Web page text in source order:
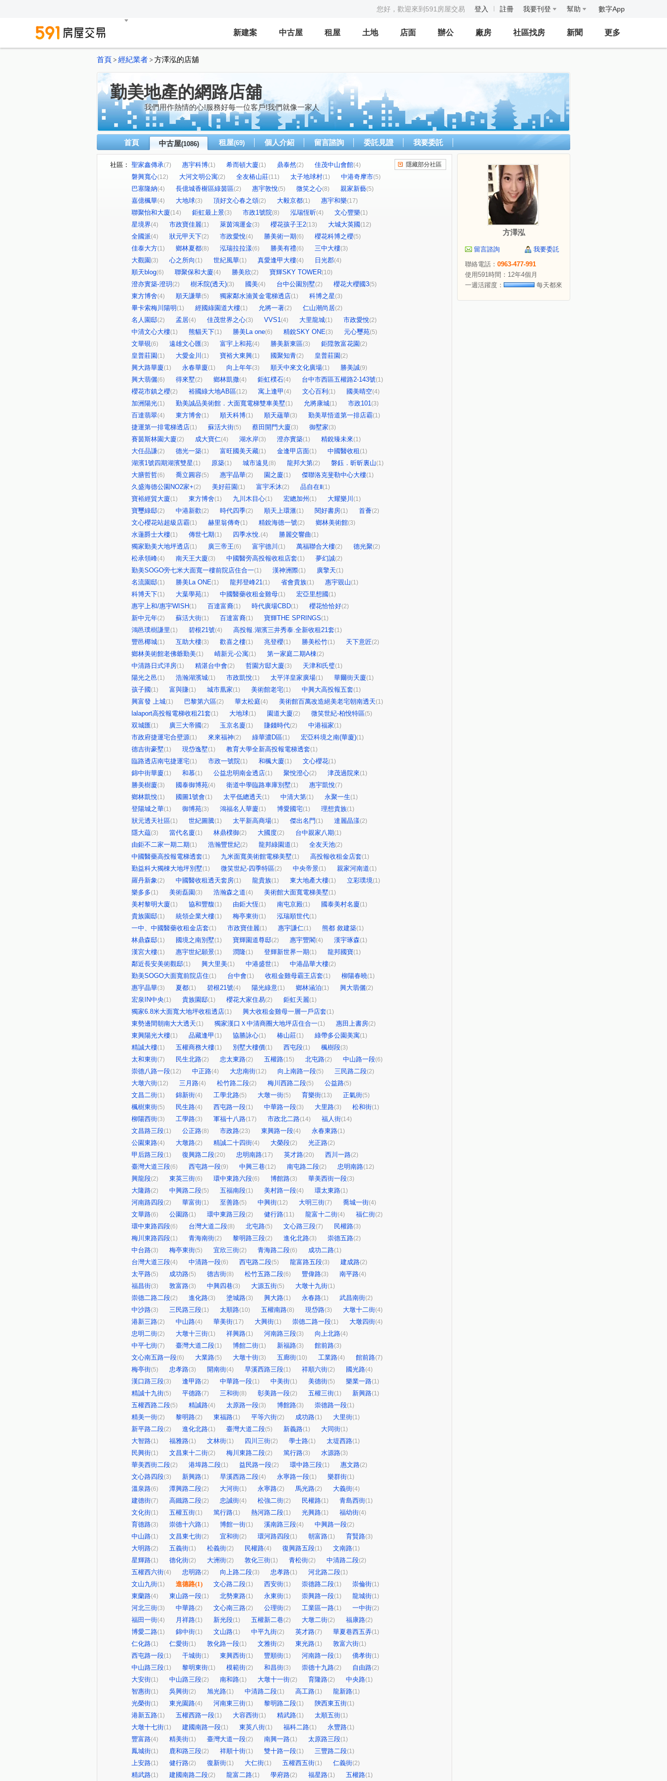
您好，歡迎來到591房屋交易 登入 註冊 我要刊登 幫助 數字App
新建案 中古屋 租屋 土地 店面 辦公 廠房 社區找房 新聞 更多
首頁 > 經紀業者 > 方澤泓的店舖
勤美地產的網路店舖
我們用作熱情的心!服務好每一位客戶!我們就像一家人
首頁 中古屋(1086) 租屋(69) 個人介紹 留言諮詢 委託見證 我要委託
社區： 聖家鑫傳承(7) 惠宇科博(1) 希而頓大廈(1) 鼎泰然(2) 佳茂中山會館(4)
磐興寬心(12) 大河文明公寓(2) 全友樁山莊(11) 太子地球村(1) 中港奇摩市(5)
巴塞隆納(4) 長億城香榭區綠茵區(2) 惠宇敦悅(5) 微笑之心(8) 親家新藝(5)
嘉億楓華(4) 大地球(3) 頂好文心春之頌(2) 大毅京都(1) 惠宇和樂(17)
聯聚怡和大廈(14) 鉅虹最上景(3) 市政1號院(8) 泓瑞恆昕(4) 文心豐樂(1)
星境界(4) 市政寶佳麗(1) 萊茵鴻運金(3) 櫻花孩子王2(13) 大城大英國 (12)
全國派(4) 狀元甲天下(2) 市政愛悅(4) 勝美術一期(6) 櫻花科博之櫻(5)
佳泰大方(1) 鄉林夏都(8) 泓瑞拉拉漾(6) 勝美有禮(6) 三中大樓(3)
大觀園 (3) 心之所向 (1) 世紀風華(1) 真愛逢甲大樓(4) 日光郡(4)
順天blog(6) 聯聚保和大廈(4) 勝美欣(2) 寶輝SKY TOWER(10)
澄亦實築-澄玥 (2) 樹禾院(透天)(3) 國美(4) 台中公園別墅(2) 櫻花大櫻國3(5)
東方博舍(4) 順天謙華(5) 獨家鄰水湳黃金電梯透店(1) 科博之星(3)
畢卡索梅川陽明 (1) 經國綠園道大樓(1) 允將一著(2) 仁山潮尚居(2)
名人園邸(2) 孟居(4) 佳茂世界之心(3) VVS1(4) 大里龍城(1) 市政愛悅(2)
中清文心大樓(1) 熊貓天下(1) 勝美La one(6) 精銳SKY ONE(3) 元心璽苑(5)
文華硯(6) 遠雄文心匯(3) 富宇上和苑(4) 勝美新東區(3) 鉅陞敦富花園 (2)
皇普莊園 (1) 大愛金川 (1) 寶裕大東興(1) 國聚知青(2) 皇普莊園 (2)
興大路華廈(1) 永春華廈(1) 向上年年(3) 順天中來文化廣場(1) 勝美誠(9)
興大翡儷(6) 得來墅(2) 鄉林凱撒(4) 鉅虹樸石(4) 台中市西區五權路2-143號(1)
櫻花市鎮之櫻(2) 裕國綠大地AB區(12) 寓上逢甲 (4) 文心百利 (1) 國美晴空(4)
加洲陽光(1) 勤美誠品美術館．大面寬電梯雙車美墅(1) 允將康城(1) 市政101(3)
百達翡翠(4) 東方博舍(1) 順天科博(1) 順天蘊華(3) 勤美草悟道第一排店霸(1)
捷運第一排電梯透店(1) 蘇活大街(5) 蔡田開門大廈(3) 御墅家(3)
賽茵斯林園大廈(2) 成大寶仁(4) 湖水岸(3) 澄亦實築(1) 精銳臻未來(1)
大任品謙(2) 德光一築(1) 富旺國美天藏(1) 金逢甲店面(1) 中國醫收租 (1)
湖濱1號四期湖濱雙星(1) 原築(1) 城市遠見(8) 龍邦大第(2) 磐鈺．昕昕裏山(1)
大膳哲哲(6) 喬立圓容(5) 惠宇晶華(2) 園之廈(1) 傑聯洛克斐勒中心大樓(1)
久盛海德公園NO2家+(2) 美好莊園 (1) 富宇禾沐(2) 品自在Ⅱ(1)
寶裕經貿大廈(1) 東方博舍(1) 九川木目心(1) 宏總加州 (1) 大耀樂川 (1)
寶璽綠邸(2) 中港新歡(2) 時代四季(2) 順天上環滙(1) 閱好書房(1) 首薈(2)
文心櫻花站超級店霸(1) 赫里翁傳奇(1) 精銳海德一號(2) 鄉林美術館(3)
水蓮爵士大樓(1) 傳世七期(1) 四季水悅.(4) 勝麗交響曲(1)
獨家勤美大地坪透店(1) 廣三帝王(6) 富宇德川 (1) 萬福聯合大樓(2) 德光聚(2)
松承領峰(4) 南天王大廈(3) 中國醫旁高投報收租店套(1) 夢幻誠(2)
勤美SOGO旁七米大面寬一樓前院店住合一(1) 漢神洲際(1) 廣擎天(1)
名流園邸(1) 勝美La ONE(1) 龍邦登峰21(1) 省會貴族(1) 惠宇覞山(1)
科博天下(1) 大葉學苑(1) 中國醫藥收租金雞母(1) 宏亞里想國 (1)
惠宇上和/惠宇WISH(1) 百達富裔(1) 時代廣場CBD(1) 櫻花恰恰好(2)
新中元年(2) 蘇活大街(1) 百達富裔(1) 寶輝THE SPRINGS(1)
鴻邑璞樹謙里(1) 碧根21號(4) 高投報.湖濱三井秀泰.全新收租21套(1)
豐邑椰城(1) 互助大樓(3) 歡喜之樓(1) 兆登櫻(1) 勝美松竹(1) 天下意匠(2)
鄉林美術館老佛爺勤美(1) 崝新元-公寓(1) 第一家庭二期A棟(2)
中清路日式洋房(1) 精湛台中會(2) 哲園方邸大廈(3) 天津和氏璧(1)
陽光之邑(1) 浩瀚湖濱城(1) 市政凱悅(1) 太平洋皇家廣場(1) 華爾街天廈(1)
孩子國 (1) 富與賺(1) 城市凰家(1) 美術館老宅(1) 中興大高投報五套(1)
興富發 上城(1) 巴黎第六區(2) 華太松庭(4) 美術館百萬改造絕美老宅朝南透天(1)
lalaport高投報電梯收租21套(1) 大地球(1) 園道大廈(2) 微笑世紀-柏悅特區(5)
双城匯(1) 廣三大帝國 (2) 玉京名廈(1) 賺錢時代(2) 中港福家(1)
市政府捷運宅合壁源(1) 來來福神(2) 綠華濃D區(1) 宏亞科境之南(華廈)(1)
德吉街豪墅(1) 現岱逸墅(1) 教育大學全新高投報電梯透套(1)
臨路透店南屯捷運宅(1) 市政一號院(1) 和楓大廈(1) 文心櫻花(1)
錦中街華廈(1) 和慕(1) 公益忠明南金透店(1) 聚悅澄心(2) 津茂過院來(1)
勝美樹廈(3) 國泰御博苑(4) 衛道中學臨路車庫別墅(1) 惠宇凱悅(7)
鄉林凱悅(1) 國圖1號會(1) 太平低總透天(1) 中清大第(1) 永聚一生(1)
登陽城之華(1) 御博苑(3) 鴻福名人華廈(1) 博愛國宅(1) 理想貴族(1)
狀元透天社區(1) 世紀圖騰(1) 太平新高商場(1) 傑出名門 (1) 達麗晶漾(2)
隱大藴(3) 當代名廈(1) 林鼎樸御(2) 大國度(2) 台中親家八期(1)
由鉅不二家一期二期(1) 浩瀚豐世紀(2) 龍邦綠園道(1) 全友天池(2)
中國醫藥高投報電梯透套(1) 九米面寬美術館電梯美墅(1) 高投報收租金店套(1)
勤益科大獨棟大地坪別墅(1) 微笑世紀-四季特區(2) 中央帝景(1) 親家河南道(1)
羅丹新象(2) 中國醫收租透天套房(1) 龍貴族(1) 東大地產大樓(1) 立彩璞境(1)
樂多多(1) 美術磊園 (3) 浩瀚森之道(4) 美術館大面寬電梯美墅(1)
美村黎明大廈(1) 協和豐馥(1) 由鉅大恆(1) 南屯京殿(1) 國泰美村名廈(1)
貴族園邸(1) 統領企業大樓(1) 梅亭東街(1) 泓瑞順世代(1)
一中、中國醫藥收租金店套(1) 市政寶佳麗(1) 惠宇謙仁(1) 熊都 敘建築(1)
林鼎森邸(1) 國境之南別墅(1) 寶輝園道尊邸(2) 惠宇豐閣(4) 漢宇琢森(1)
漢宮大樓(1) 惠宇世紀願景(1) 潤隆(1) 登輝新世界一期(1) 龍邦國寶(1)
鄰近長安美術觀邸(1) 興大里美(1) 中港盛世(1) 中港晶華大樓(2)
勤美SOGO大面寬前院店住(1) 台中會(1) 收租金雞母霸王店套(1) 柳陽春曉(1)
惠宇晶華(3) 夏都(1) 碧根21號(4) 陽光綠意(1) 鄉林涵泊(1) 興大翡儷(2)
宏泉IN中央(1) 貴族園邸(1) 櫻花大家住易(2) 鉅虹天麗(1)
獨家6.8米大面寬大地坪收租透店(1) 興大收租金雞母一層一戶店套(1)
東勢邊間朝南大大透天(1) 獨家漢口Ｘ中清商圈大地坪店住合一(1) 惠田上書房(2)
東興陽光大樓(1) 品藏逢甲 (1) 協勝詠心(1) 椿山莊(1) 綠帶多公園美寓(1)
精誠大樓(1) 五權商務大樓(1) 別墅大樓價(1) 西屯段(1) 楓樹段(3)
太和東街(7) 民生北路(2) 忠太東路(2) 五權路(15) 北屯路(2) 中山路一段(6)
崇德八路一段(12) 中正路(4) 大忠南街(12) 向上南路一段(5) 三民路二段(2)
大墩六街(12) 三月路(4) 松竹路二段(2) 梅川西路二段(5) 公益路(5)
文昌二街(1) 錦新街(4) 工學北路(5) 大墩一街(5) 育樂街(13) 正氣街(5)
楓樹東街(5) 民生路(4) 西屯路一段(1) 中華路一段(3) 大里路(3) 松和街(1)
柳陽西街(3) 工學路(3) 軍福十八路(17) 市政北二路(14) 福人街(14)
文昌路三段(1) 公正路(8) 市政路(23) 東興路一段(4) 永春東路(1)
公園東路(4) 大墩路(2) 精誠二十四街(4) 大榮段(2) 光正路(2)
甲后路三段(1) 復興路二段(20) 忠明南路(17) 英才路(20) 西川一路(2)
臺灣大道三段(6) 西屯路一段(9) 中興三巷(12) 南屯路二段(2) 忠明南路(12)
興龍段(2) 東英三街(6) 環中東路六段(6) 博館路(3) 華美西街一段(3)
大隆路(2) 中興路二段(5) 五福南段(1) 美村路一段(4) 環太東路(1)
河南路四段(2) 華富街(1) 至善路(5) 中興街(12) 大明三街(7) 喬城一街(4)
文華路(6) 公園路(1) 環中東路三段(2) 健行路(11) 龍富十二街(4) 福仁街(2)
環中東路四段(6) 台灣大道二段(8) 北屯路(5) 文心路三段(7) 民權路(3)
梅川東路四段(1) 青海南街(2) 黎明路三段(2) 進化北路(3) 崇德五路(2)
中台路(3) 梅亭東街(5) 宜欣三街(2) 青海路二段(6) 成功二路(1)
台灣大道三段(4) 中清路一段(6) 西屯路二段(5) 龍富路五段(3) 建成路(2)
太平路(5) 成功路(5) 德吉街(8) 松竹五路二段(6) 豐偉路(3) 南平路(4)
福昌街(3) 敦富路(3) 中興四巷(3) 大源五街(5) 大墩十九街(1)
崇德二路二段(2) 進化路(3) 塗城路(3) 興大路(1) 永春路(1) 武昌南街(2)
中沙路(3) 三民路三段(1) 太順路(10) 五權南路(8) 現岱路(3) 大墩十二街(4)
港新三路(2) 中山路(4) 華美街(17) 大興街(1) 崇德二路一段(1) 大墩四街(4)
忠明二街(2) 大墩十三街(1) 祥興路(1) 河南路三段(3) 向上北路(4)
中平七街(7) 臺灣大道二段(1) 博館二街(1) 新福路(3) 館前路(3)
文心南五路一段(6) 大業路(5) 大墩十街(3) 五廊街(10) 工業路(4) 館前路(7)
梅亭街(5) 忠孝路(3) 開南街(4) 旱溪西路三段(1) 祥順六街(2) 國光路(4)
漢口路三段(3) 逢甲路(2) 中華路一段(1) 中美街(1) 美德街(5) 樂業一路(1)
精誠十九街(5) 平德路(7) 三和街(8) 彰美路一段(2) 五權三街(1) 新興路(1)
五權西路二段(5) 精誠路(4) 太原路一段(3) 博館路(3) 崇德路一段(1)
精美一街(2) 黎明路(2) 東福路(1) 平等六街(2) 成功路(1) 大里街(1)
新平路二段(2) 進化北路(1) 臺灣大道二段(5) 新義路(1) 大同街(1)
大智路(1) 福雅路(1) 文林街(1) 四川三街(2) 學士路(1) 太堤西路(1)
民興街(1) 文昌東十二街(2) 梅川東路二段(2) 篤行路(3) 水源路(3)
華美西街二段(2) 港埠路二段(1) 益民路一段(2) 環中路三段(1) 惠文路(2)
文心路四段(3) 新興路(1) 旱溪西路二段(4) 永寧路一段(1) 樂群街(1)
溫泉路(6) 潭興路二段(2) 大河街(1) 永寧路(2) 馬光路(2) 大義街(4)
建德街(7) 高鐵路二段(2) 忠誠街(4) 松強二街(2) 民權路(1) 青島西街(1)
文化街(1) 五權五街(1) 篤行路(1) 熱河路二段(1) 光興路(1) 福幼街(4)
育德路(3) 崇德十六路(1) 博館一街(1) 溪南路三段(4) 中興路一段(2)
中山路(1) 文昌東七街(2) 宜和街(2) 環河路四段(1) 朝富路(1) 育賢路(3)
大明路(2) 五義街(1) 松義街(2) 民權路(4) 復興路五段(1) 文南路(1)
星輝路(1) 德化街(2) 大洲街(2) 敦化三街(1) 青松街(2) 中清路二段(2)
五權西六街(4) 忠明路(2) 向上路二段(3) 忠孝路(1) 河北路二段(1)
文山九街(1) 進德路(1) 文心路二段(1) 西安街(1) 崇德路二段(1) 崇倫街(1)
東蘭路(4) 東山路一段(1) 北勢東路(1) 永東街(1) 崇興路一段(1) 龍城街(1)
河北三街(3) 中華路(2) 文心南三路(2) 公理街(2) 工業區一路(1) 一中街(2)
福田一街(4) 月祥路(1) 新光段(1) 五權新二巷(2) 大墩二街(2) 福康路(2)
博愛二路(1) 錦中街(1) 文山路(1) 中平九街(2) 英才路(7) 華夏巷西五弄(1)
仁化路(1) 仁愛街(1) 敦化路一段(1) 文雅街(2) 東光路(1) 敦富六街(1)
西屯路一段(1) 干城街(1) 東興西街(1) 豐順街(1) 河南路一段(1) 僑孝街(1)
中山路三段(1) 黎明東街(1) 模範街(2) 和昌街(3) 崇德十九路(2) 自由路(2)
大安街(1) 中山路三段(2) 南和路(1) 大墩十一街(2) 育隆路(2) 中央路(1)
智惠街(1) 吳興街(2) 旭光路(1) 中清路二段(1) 高工路(1) 龍新路(1)
光榮街(1) 東光園路(4) 河南東三街(1) 黎明路二段(1) 陝西東五街(1)
港新五路(1) 五權西路一段(1) 大容西街(1) 精武路(1) 太順五街(1)
大墩十七街(1) 建國南路一段(1) 東英八街(1) 福科二路(1) 永豐路(1)
豐富路(4) 精美街(1) 臺灣大道一段(2) 南興一路(1) 太原路三段(1)
鳳城街(1) 鹿和路三段(2) 祥順十街(1) 雙十路一段(1) 三豐路二段(1)
上安路(1) 健行路(2) 復新街(1) 大仁街(1) 五權西五街(1) 仁義街(2)
精武路(1) 建國南路二段(2) 龍富二路(1) 學府路(2) 福星路(1) 五權路(1)
隱藏部分社區
方澤泓
留言諮詢
我要委託
聯絡電話： 0963-477-991
使用591時間：12年4個月
一週活躍度：
每天都來